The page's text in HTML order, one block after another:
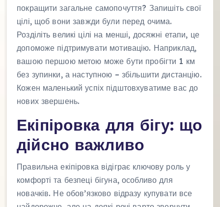
покращити загальне самопочуття? Запишіть свої
цілі, щоб вони завжди були перед очима.
Розділіть великі цілі на менші, досяжні етапи, це
допоможе підтримувати мотивацію. Наприклад,
вашою першою метою може бути пробігти 1 км
без зупинки, а наступною – збільшити дистанцію.
Кожен маленький успіх підштовхуватиме вас до
нових звершень.
Екіпіровка для бігу: що
дійсно важливо
Правильна екіпіровка відіграє ключову роль у
комфорті та безпеці бігуна, особливо для
новачків. Не обов’язково відразу купувати все